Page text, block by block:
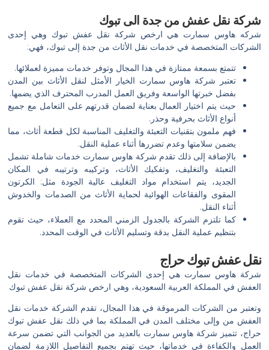
شركة نقل عفش من جدة الى تبوك
شركه هاوس سمارت هي ارخص شركة نقل عفش تبوك وهي إحدى
الشركات المتخصصة في خدمات نقل الأثاث من جدة إلى تبوك، فهي:
تتمتع بسمعة ممتازة في هذا المجال وتوفر خدمات مميزة لعملائها.
تعتبر شركة هاوس سمارت الخيار الأمثل لنقل الأثاث بين المدن
بفضل خبرتها الواسعة وفريق العمل المدرب المحترف الذي يضمها.
حيث يتم اختيار العمال بعناية لضمان قدرتهم على التعامل مع جميع
أنواع الأثاث بحرفية وحذر.
فهم ملمون بتقنيات التعبئة والتغليف المناسبة لكل قطعة أثاث، مما
يضمن سلامتها وعدم تضررها أثناء عملية النقل.
بالإضافة إلى ذلك تقدم شركة هاوس سمارت خدمات شاملة تشمل
التعبئة والتغليف، وتفكيك الأثاث، وتركيبه وترتيبه في المكان
الجديد، يتم استخدام مواد التغليف عالية الجودة مثل: الكرتون
المقوى والفقاعات الهوائية لحماية الأثاث من الصدمات والخدوش
أثناء النقل.
كما تلتزم الشركة بالجدول الزمني المحدد مع العملاء، حيث تقوم
بتنظيم عملية النقل بدقة وتسليم الأثاث في الوقت المحدد.
نقل عفش تبوك حراج
شركة هاوس سمارت هي إحدى الشركات المتخصصة في خدمات نقل
العفش في المملكة العربية السعودية، وهي ارخص شركة نقل عفش تبوك
وتعتبر من الشركات المرموقة في هذا المجال، تقدم الشركة خدمات نقل
العفش من وإلى مختلف المدن في المملكة بما في ذلك نقل عفش تبوك
حراج، تتميز شركة هاوس سمارت بالعديد من الجوانب التي تضمن سرعة
العمل والكفاءة في خدماتها، حيث تهتم بجميع التفاصيل اللازمة لضمان